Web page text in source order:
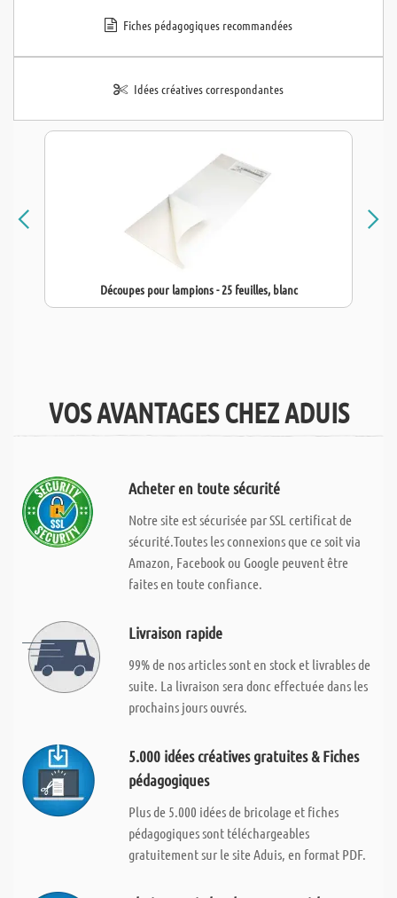
Fiches pédagogiques recommandées
Idées créatives correspondantes
Découpes pour lampions - 25 feuilles, blanc
VOS AVANTAGES CHEZ ADUIS
Acheter en toute sécurité
Notre site est sécurisée par SSL certificat de
sécurité.Toutes les connexions que ce soit via
Amazon, Facebook ou Google peuvent être
faites en toute confiance.
Livraison rapide
99% de nos articles sont en stock et livrables de
suite. La livraison sera donc effectuée dans les
prochains jours ouvrés.
5.000 idées créatives gratuites & Fiches
pédagogiques
Plus de 5.000 idées de bricolage et fiches
pédagogiques sont téléchargeables
gratuitement sur le site Aduis, en format PDF.